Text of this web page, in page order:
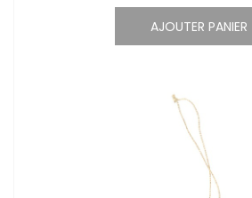
AJOUTER PANIER